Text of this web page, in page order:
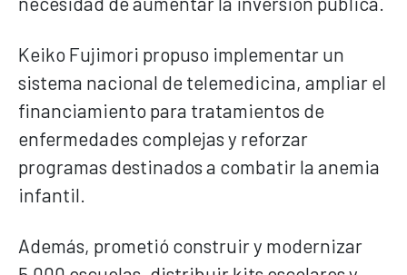
Keiko Fujimori propuso implementar un
sistema nacional de telemedicina, ampliar el
financiamiento para tratamientos de
enfermedades complejas y reforzar
programas destinados a combatir la anemia
infantil.
Además, prometió construir y modernizar